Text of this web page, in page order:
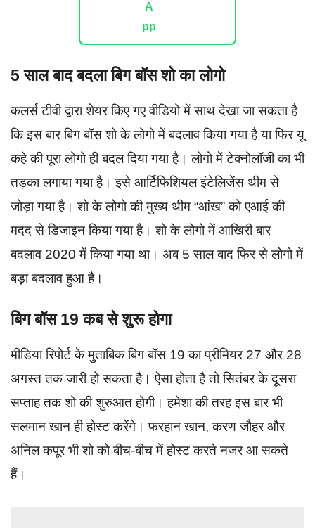
5 साल बाद बदला बिग बॉस शो का लोगो
कलर्स टीवी द्वारा शेयर किए गए वीडियो में साथ देखा जा सकता है
कि इस बार बिग बॉस शो के लोगो में बदलाव किया गया है या फिर यू
कहे की पूरा लोगो ही बदल दिया गया है। लोगो में टेक्नोलॉजी का भी
तड़का लगाया गया है। इसे आर्टिफिशियल इंटेलिजेंस थीम से
जोड़ा गया है। शो के लोगो की मुख्य थीम “आंख” को एआई की
मदद से डिजाइन किया गया है। शो के लोगो में आखिरी बार
बदलाव 2020 में किया गया था। अब 5 साल बाद फिर से लोगो में
बड़ा बदलाव हुआ है।
बिग बॉस 19 कब से शुरू होगा
मीडिया रिपोर्ट के मुताबिक बिग बॉस 19 का प्रीमियर 27 और 28
अगस्त तक जारी हो सकता है। ऐसा होता है तो सितंबर के दूसरा
सप्ताह तक शो की शुरुआत होगी। हमेशा की तरह इस बार भी
सलमान खान ही होस्ट करेंगे। फरहान खान, करण जौहर और
अनिल कपूर भी शो को बीच-बीच में होस्ट करते नजर आ सकते
हैं।